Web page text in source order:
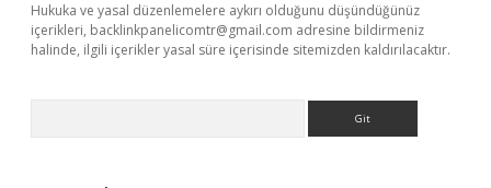
Hukuka ve yasal düzenlemelere aykırı olduğunu düşündüğünüz
içerikleri, backlinkpanelicomtr@gmail.com adresine bildirmeniz
halinde, ilgili içerikler yasal süre içerisinde sitemizden kaldırılacaktır.